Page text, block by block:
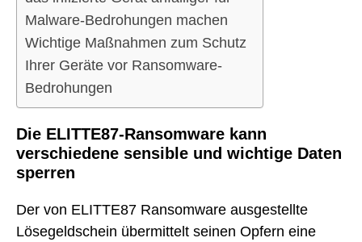
Malware-Bedrohungen machen
Wichtige Maßnahmen zum Schutz
Ihrer Geräte vor Ransomware-
Bedrohungen
Die ELITTE87-Ransomware kann
verschiedene sensible und wichtige Daten
sperren
Der von ELITTE87 Ransomware ausgestellte
Lösegeldschein übermittelt seinen Opfern eine